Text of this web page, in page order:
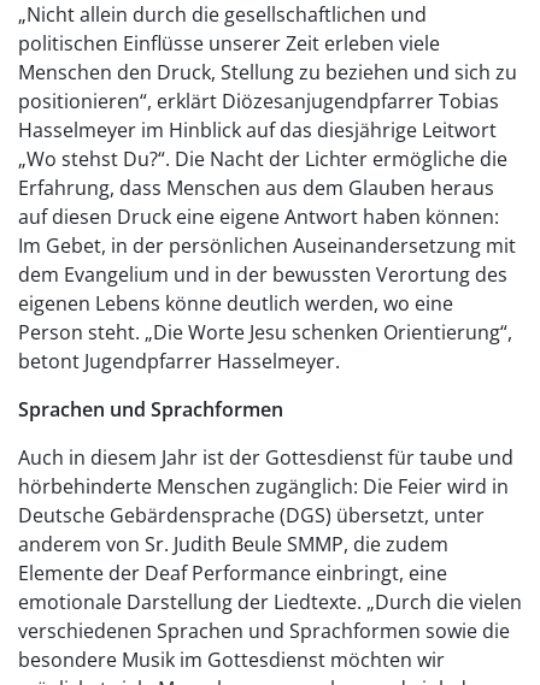
„Nicht allein durch die gesellschaftlichen und
politischen Einflüsse unserer Zeit erleben viele
Menschen den Druck, Stellung zu beziehen und sich zu
positionieren“, erklärt Diözesanjugendpfarrer Tobias
Hasselmeyer im Hinblick auf das diesjährige Leitwort
„Wo stehst Du?“. Die Nacht der Lichter ermögliche die
Erfahrung, dass Menschen aus dem Glauben heraus
auf diesen Druck eine eigene Antwort haben können:
Im Gebet, in der persönlichen Auseinandersetzung mit
dem Evangelium und in der bewussten Verortung des
eigenen Lebens könne deutlich werden, wo eine
Person steht. „Die Worte Jesu schenken Orientierung“,
betont Jugendpfarrer Hasselmeyer.
Sprachen und Sprachformen
Auch in diesem Jahr ist der Gottesdienst für taube und
hörbehinderte Menschen zugänglich: Die Feier wird in
Deutsche Gebärdensprache (DGS) übersetzt, unter
anderem von Sr. Judith Beule SMMP, die zudem
Elemente der Deaf Performance einbringt, eine
emotionale Darstellung der Liedtexte. „Durch die vielen
verschiedenen Sprachen und Sprachformen sowie die
besondere Musik im Gottesdienst möchten wir